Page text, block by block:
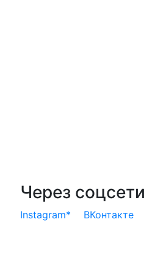
Через соцсети
Instagram* ВКонтакте